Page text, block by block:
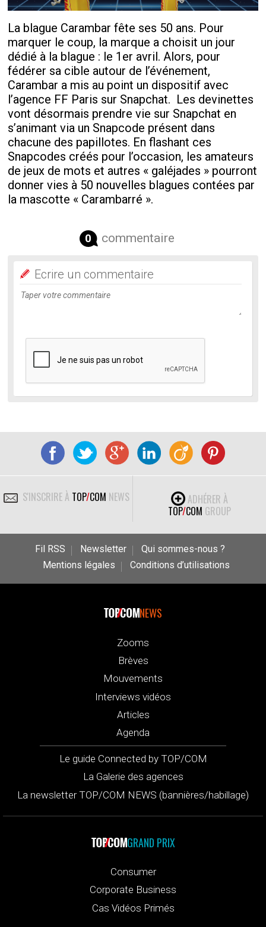
La blague Carambar fête ses 50 ans. Pour
marquer le coup, la marque a choisit un jour
dédié à la blague : le 1er avril. Alors, pour
fédérer sa cible autour de l’événement,
Carambar a mis au point un dispositif avec
l’agence FF Paris sur Snapchat. Les devinettes
vont désormais prendre vie sur Snapchat en
s’animant via un Snapcode présent dans
chacune des papillotes. En flashant ces
Snapcodes créés pour l’occasion, les amateurs
de jeux de mots et autres « galéjades » pourront
donner vies à 50 nouvelles blagues contées par
la mascotte « Carambarré ».
0 commentaire
Ecrire un commentaire
S'INSCRIRE À TOP/COM NEWS
ADHÉRER À
TOP/COM GROUP
Fil RSS Newsletter
Qui sommes-nous ?
Mentions légales
Conditions d’utilisations
NEWS
Zooms
Brèves
Mouvements
Interviews vidéos
Articles
Agenda
Le guide Connected by TOP/COM
La Galerie des agences
La newsletter TOP/COM NEWS (bannières/habillage)
GRAND PRIX
Consumer
Corporate Business
Cas Vidéos Primés